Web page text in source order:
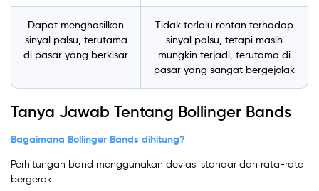
Dapat menghasilkan
sinyal palsu, terutama
di pasar yang berkisar
Tidak terlalu rentan terhadap
sinyal palsu, tetapi masih
mungkin terjadi, terutama di
pasar yang sangat bergejolak
Tanya Jawab Tentang Bollinger Bands
Bagaimana Bollinger Bands dihitung?
Perhitungan band menggunakan deviasi standar dan rata-rata
bergerak: